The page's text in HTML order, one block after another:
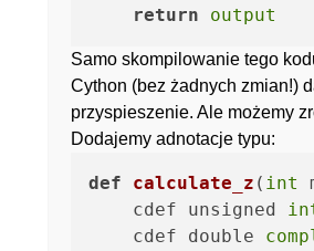
return
output
Samo skompilowanie tego
Cython (bez żadnych zmian!)
przyspieszenie. Ale możemy
Dodajemy adnotacje typu:
def calculate_z ( int
    cdef unsigned
    cdef double